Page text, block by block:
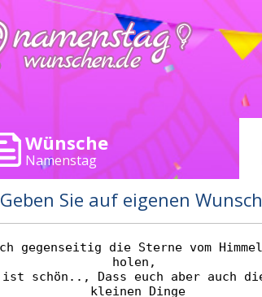
Wünsche
Namenstag
Geben Sie auf eigenen Wunsch